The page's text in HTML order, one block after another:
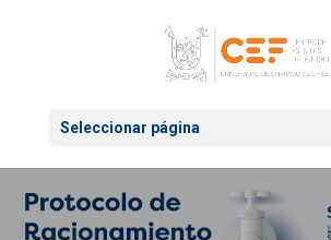
Seleccionar página